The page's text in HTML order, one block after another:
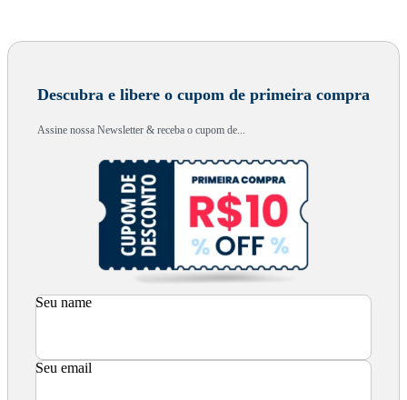
Descubra e libere o cupom de primeira compra
Assine nossa Newsletter & receba o cupom de...
Seu name
Seu email